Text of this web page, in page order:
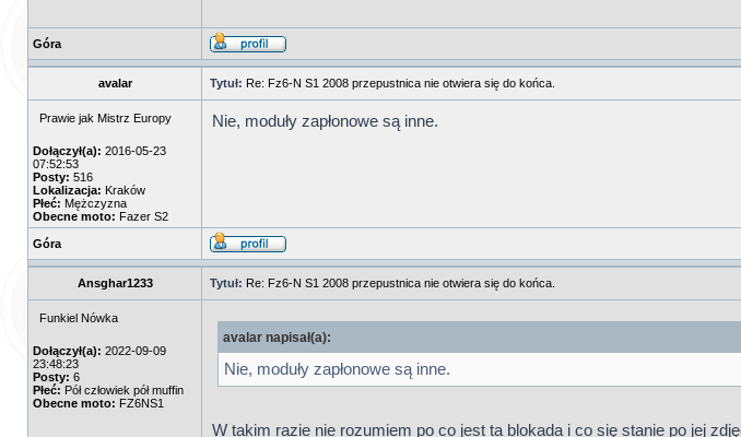
Góra
avalar Tytuł: Re: Fz6-N S1 2008 przepustnica nie otwiera się do końca.
Prawie jak Mistrz Europy
Dołączył(a): 2016-05-23
07:52:53
Posty: 516
Lokalizacja: Kraków
Płeć: Mężczyzna
Obecne moto: Fazer S2
Nie, moduły zapłonowe są inne.
Góra
Ansghar1233 Tytuł: Re: Fz6-N S1 2008 przepustnica nie otwiera się do końca.
Funkiel Nówka
Dołączył(a): 2022-09-09
23:48:23
Posty: 6
Płeć: Pół człowiek pół muffin
Obecne moto: FZ6NS1
avalar napisał(a):
Nie, moduły zapłonowe są inne.
W takim razie nie rozumiem po co jest ta blokada i co się stanie po jej